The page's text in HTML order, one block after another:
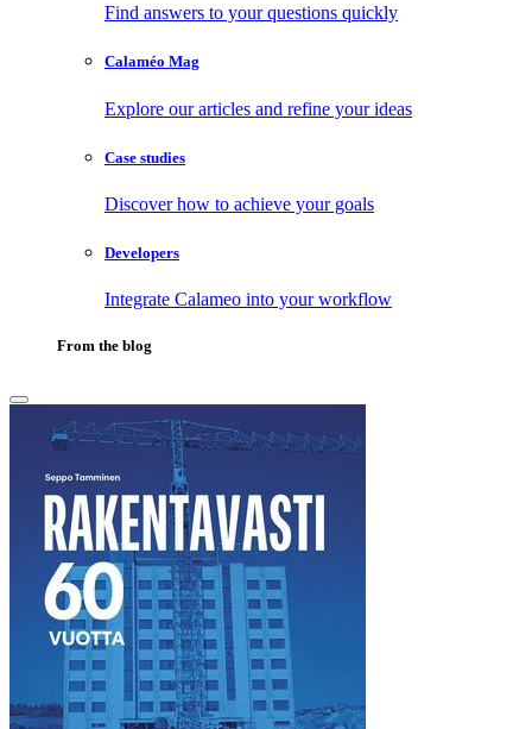
Find answers to your questions quickly
Calaméo Mag
Explore our articles and refine your ideas
Case studies
Discover how to achieve your goals
Developers
Integrate Calameo into your workflow
From the blog